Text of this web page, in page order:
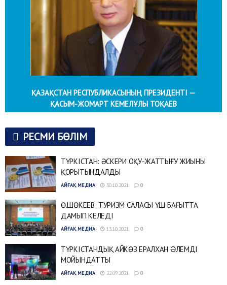
ҚАЗАҚСТАН РЕСПУБЛИКАСЫНЫҢ ПРЕЗИДЕНТІ —
ҚАСЫМ-ЖОМАРТ КЕМЕЛҰЛЫ ТОҚАЕВ
РЕСМИ БӨЛІМ
ТҮРКІСТАН: ӘСКЕРИ ОҚУ-ЖАТТЫҒУ ЖИЫНЫ
ҚОРЫТЫНДАЛДЫ
АЙҒАҚ МЕДИА 30.10.2021 0
Ө.ШӨКЕЕВ: ТУРИЗМ САЛАСЫ ҮШ БАҒЫТТА
ДАМЫП КЕЛЕДІ
АЙҒАҚ МЕДИА 13.10.2021 0
ТҮРКІСТАНДЫҚ АЙКӨЗ ЕРАЛХАН ƏЛЕМДІ
МОЙЫНДАТТЫ
АЙҒАҚ МЕДИА 22.09.2021 0